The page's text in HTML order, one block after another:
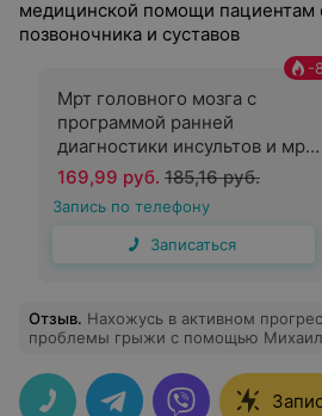
медицинской помощи пациентам
позвоночника и суставов
Мрт головного мозга с
программой ранней
диагностики инсультов и мр
ангиография «Ночь» (с 00:00
до 07:00)
-8
169,99 руб. 185,16 руб.
Запись по телефону
Записаться
Отзыв. Нахожусь в активном
проблемы грыжи с помощью